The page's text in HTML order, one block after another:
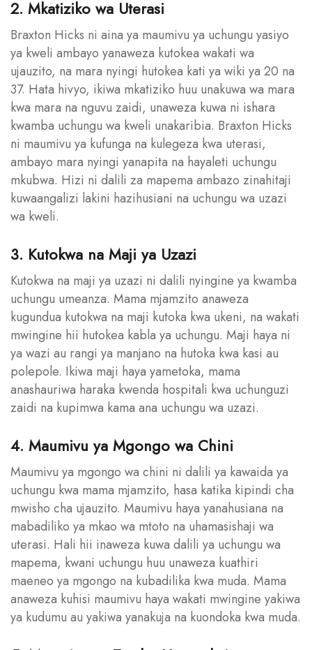
2. Mkatiziko wa Uterasi
Braxton Hicks ni aina ya maumivu ya uchungu yasiyo
ya kweli ambayo yanaweza kutokea wakati wa
ujauzito, na mara nyingi hutokea kati ya wiki ya 20 na
37. Hata hivyo, ikiwa mkatiziko huu unakuwa wa mara
kwa mara na nguvu zaidi, unaweza kuwa ni ishara
kwamba uchungu wa kweli unakaribia. Braxton Hicks
ni maumivu ya kufunga na kulegeza kwa uterasi,
ambayo mara nyingi yanapita na hayaleti uchungu
mkubwa. Hizi ni dalili za mapema ambazo zinahitaji
kuwaangalizi lakini hazihusiani na uchungu wa uzazi
wa kweli.
3. Kutokwa na Maji ya Uzazi
Kutokwa na maji ya uzazi ni dalili nyingine ya kwamba
uchungu umeanza. Mama mjamzito anaweza
kugundua kutokwa na maji kutoka kwa ukeni, na wakati
mwingine hii hutokea kabla ya uchungu. Maji haya ni
ya wazi au rangi ya manjano na hutoka kwa kasi au
polepole. Ikiwa maji haya yametoka, mama
anashauriwa haraka kwenda hospitali kwa uchunguzi
zaidi na kupimwa kama ana uchungu wa uzazi.
4. Maumivu ya Mgongo wa Chini
Maumivu ya mgongo wa chini ni dalili ya kawaida ya
uchungu kwa mama mjamzito, hasa katika kipindi cha
mwisho cha ujauzito. Maumivu haya yanahusiana na
mabadiliko ya mkao wa mtoto na uhamasishaji wa
uterasi. Hali hii inaweza kuwa dalili ya uchungu wa
mapema, kwani uchungu huu unaweza kuathiri
maeneo ya mgongo na kubadilika kwa muda. Mama
anaweza kuhisi maumivu haya wakati mwingine yakiwa
ya kudumu au yakiwa yanakuja na kuondoka kwa muda.